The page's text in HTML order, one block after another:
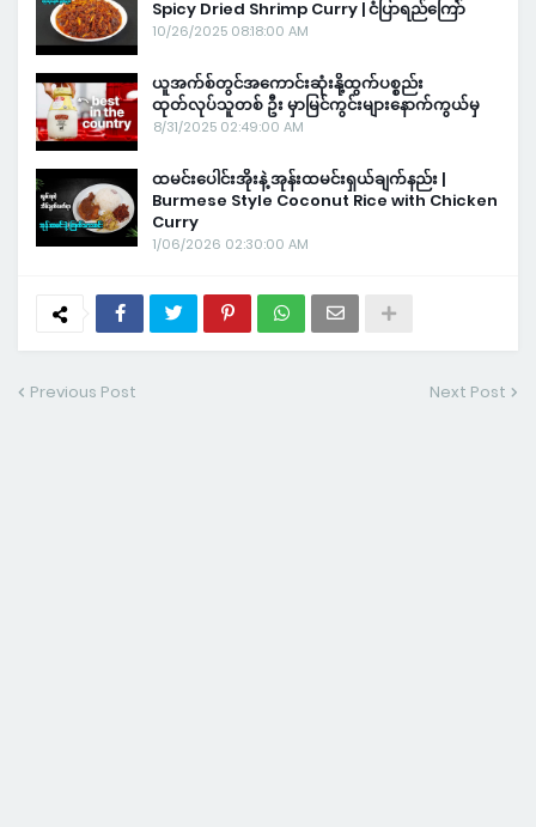
Spicy Dried Shrimp Curry | ငံပြာရည်ကြော်
10/26/2025 08:18:00 AM
ယူအက်စ်တွင်အကောင်းဆုံးနို့ထွက်ပစ္စည်း
ထုတ်လုပ်သူတစ် ဦး မှာမြင်ကွင်းများနောက်ကွယ်မှ
8/31/2025 02:49:00 AM
ထမင်းပေါင်းအိုးနဲ့ အုန်းထမင်းရှယ်ချက်နည်း |
Burmese Style Coconut Rice with Chicken
Curry
1/06/2026 02:30:00 AM
Previous Post Next Post